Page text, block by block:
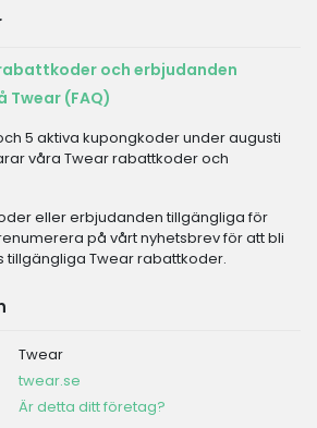
och erbjudanden
(FAQ)
5 aktiva kupongkoder under augusti
våra Twear rabattkoder och
eller erbjudanden tillgängliga för
på vårt nyhetsbrev för att bli
tillgängliga Twear rabattkoder.
Twear
twear.se
Är detta ditt företag?